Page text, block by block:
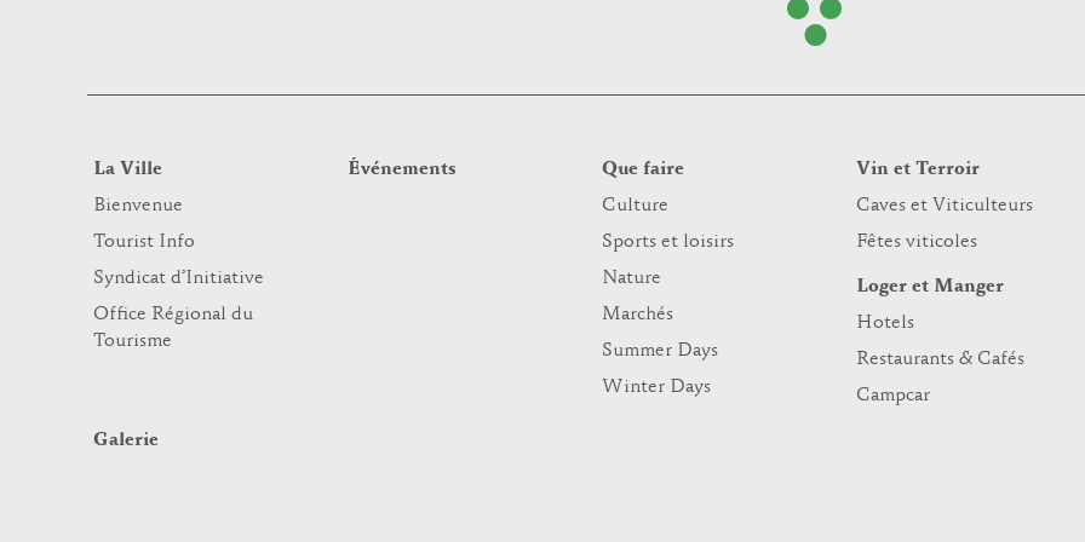
La Ville
Bienvenue
Tourist Info
Syndicat d’Initiative
Office Régional du
Tourisme
Événements
Que faire
Culture
Sports et loisirs
Nature
Marchés
Summer Days
Winter Days
Vin et Terroir
Caves et Viticulteurs
Fêtes viticoles
Loger et Manger
Hotels
Restaurants & Cafés
Campcar
Galerie